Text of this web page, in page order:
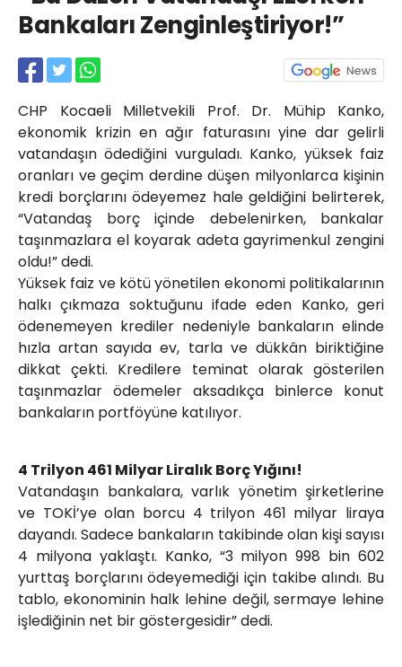
Bankaları Zenginleştiriyor!”
CHP Kocaeli Milletvekili Prof. Dr. Mühip Kanko,
ekonomik krizin en ağır faturasını yine dar gelirli
vatandaşın ödediğini vurguladı. Kanko, yüksek faiz
oranları ve geçim derdine düşen milyonlarca kişinin
kredi borçlarını ödeyemez hale geldiğini belirterek,
“Vatandaş borç içinde debelenirken, bankalar
taşınmazlara el koyarak adeta gayrimenkul zengini
oldu!” dedi.
Yüksek faiz ve kötü yönetilen ekonomi politikalarının
halkı çıkmaza soktuğunu ifade eden Kanko, geri
ödenemeyen krediler nedeniyle bankaların elinde
hızla artan sayıda ev, tarla ve dükkân biriktiğine
dikkat çekti. Kredilere teminat olarak gösterilen
taşınmazlar ödemeler aksadıkça binlerce konut
bankaların portföyüne katılıyor.
4 Trilyon 461 Milyar Liralık Borç Yığını!
Vatandaşın bankalara, varlık yönetim şirketlerine
ve TOKİ’ye olan borcu 4 trilyon 461 milyar liraya
dayandı. Sadece bankaların takibinde olan kişi sayısı
4 milyona yaklaştı. Kanko, “3 milyon 998 bin 602
yurttaş borçlarını ödeyemediği için takibe alındı. Bu
tablo, ekonominin halk lehine değil, sermaye lehine
işlediğinin net bir göstergesidir” dedi.
Yahya Kaptan Mahallesi
Akkavaklar Caddesi No:17/4 İzmit-
kocaelisokak@gmail.com